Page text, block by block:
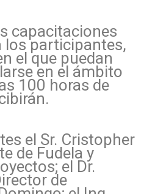
capacitaciones
los participantes,
el que puedan
en el ámbito
100 horas de
el Sr. Cristopher
de Fudela y
el Dr.
de